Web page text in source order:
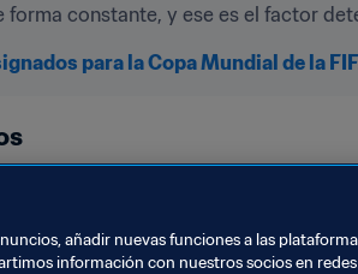
forma constante, y ese es el factor
para la Copa Mundial de la
añadir nuevas funciones a las
información con nuestros socios en